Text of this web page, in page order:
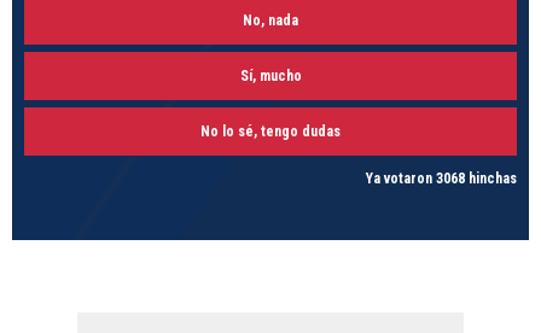
No, nada
Sí, mucho
No lo sé, tengo dudas
Ya votaron 3068 hinchas